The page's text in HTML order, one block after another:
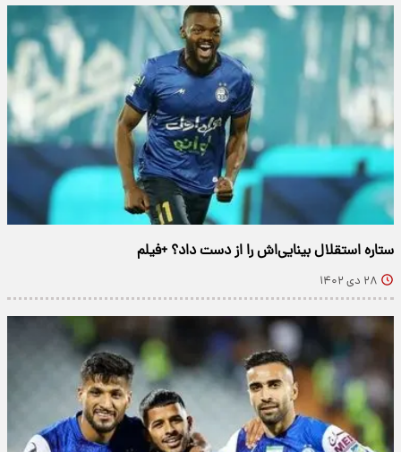
ستاره استقلال بینایی‌اش را از دست داد؟ +فیلم
۲۸ دی ۱۴۰۲